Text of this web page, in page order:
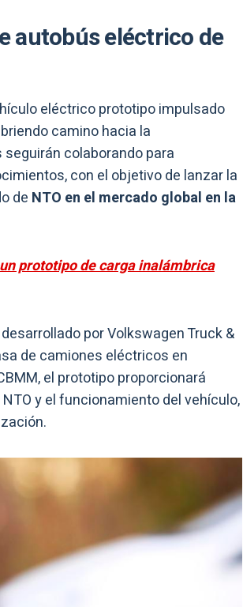
autobús eléctrico de
eléctrico prototipo impulsado
camino hacia la
colaborando para
con el objetivo de lanzar la
de NTO en el mercado global en la
prototipo de carga inalámbrica
por Volkswagen Truck &
de camiones eléctricos en
el prototipo proporcionará
y el funcionamiento del vehículo,